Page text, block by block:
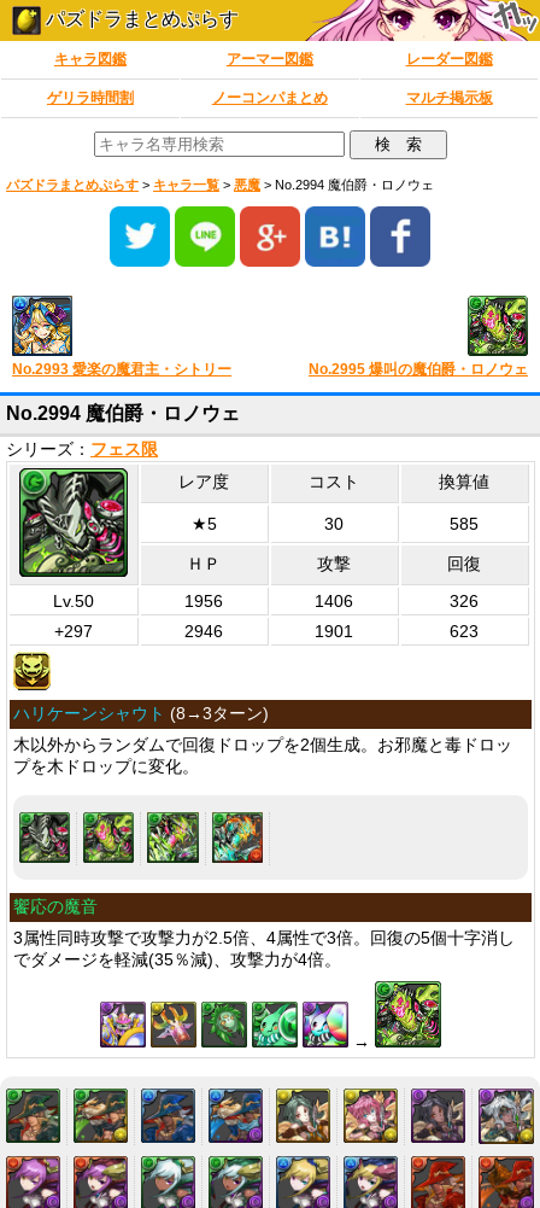
パズドラまとめぷらす
キャラ図鑑 アーマー図鑑 レーダー図鑑
ゲリラ時間割 ノーコンパまとめ マルチ掲示板
パズドラまとめぷらす > キャラ一覧 > 悪魔 > No.2994 魔伯爵・ロノウェ
No.2993 愛楽の魔君主・シトリー No.2995 爆叫の魔伯爵・ロノウェ
No.2994 魔伯爵・ロノウェ
シリーズ： フェス限
レア度 コスト 換算値
★5 30 585
ＨＰ 攻撃
回復
Lv.50
1956 1406
326
+297
2946 1901 623
ハリケーンシャウト (8→3ターン)
木以外からランダムで回復ドロップを2個生成。お邪魔と毒ドロッ
プを木ドロップに変化。
饗応の魔音
3属性同時攻撃で攻撃力が2.5倍、4属性で3倍。回復の5個十字消し
でダメージを軽減(35％減)、攻撃力が4倍。
→